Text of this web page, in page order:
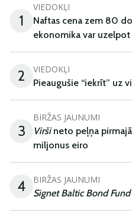
1
VIEDOKĻI
Naftas cena zem 80
ekonomika var uzelpot
2 VIEDOKĻI
Pieaugušie “iekrīt” uz
3
BIRŽAS JAUNUMI
Viršineto peļņa
miljonus eiro
4 BIRŽAS JAUNUMI
Signet Baltic Bond Fund